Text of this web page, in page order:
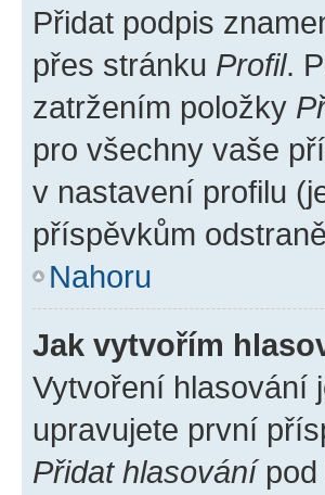
Přidat podpis
přes stránku Profil.
zatržením položky
pro všechny vaše
v nastavení profilu
příspěvkům
Nahoru
Jak vytvořím
Vytvoření hlasování
upravujete první
Přidat hlasovánípod